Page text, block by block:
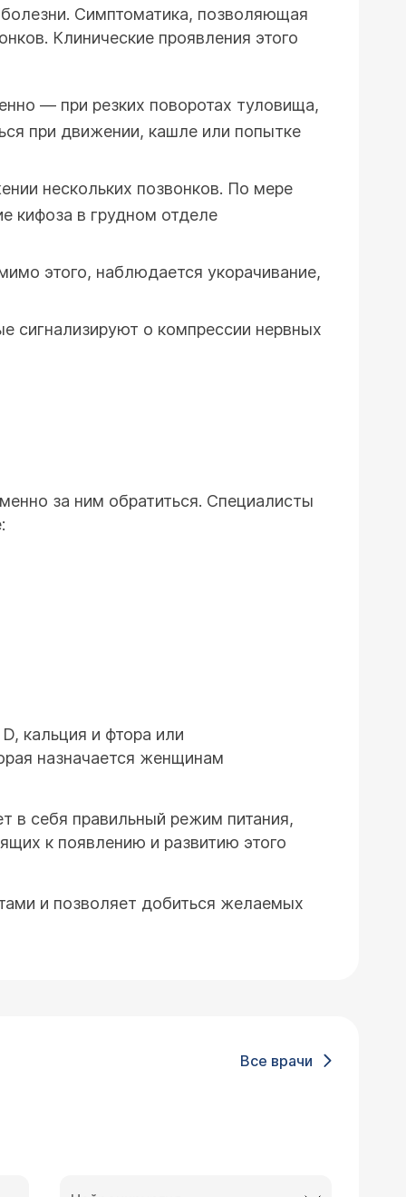
болезни. Симптоматика, позволяющая
Клинические проявления этого
— при резких поворотах туловища,
при движении, кашле или попытке
нескольких позвонков. По мере
кифоза в грудном отделе
этого, наблюдается укорачивание,
сигнализируют о компрессии нервных
за ним обратиться. Специалисты
кальция и фтора или
назначается женщинам
в себя правильный режим питания,
к появлению и развитию этого
и позволяет добиться желаемых
Все врачи